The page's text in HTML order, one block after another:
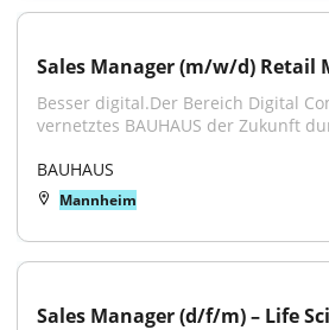
Sales Manager (m/w/d) Retail
Besser digital.Der Bereich Digital
vernetztes BAUHAUS der Zukunft
BAUHAUS
Mannheim
Sales Manager (d/f/m) – Life